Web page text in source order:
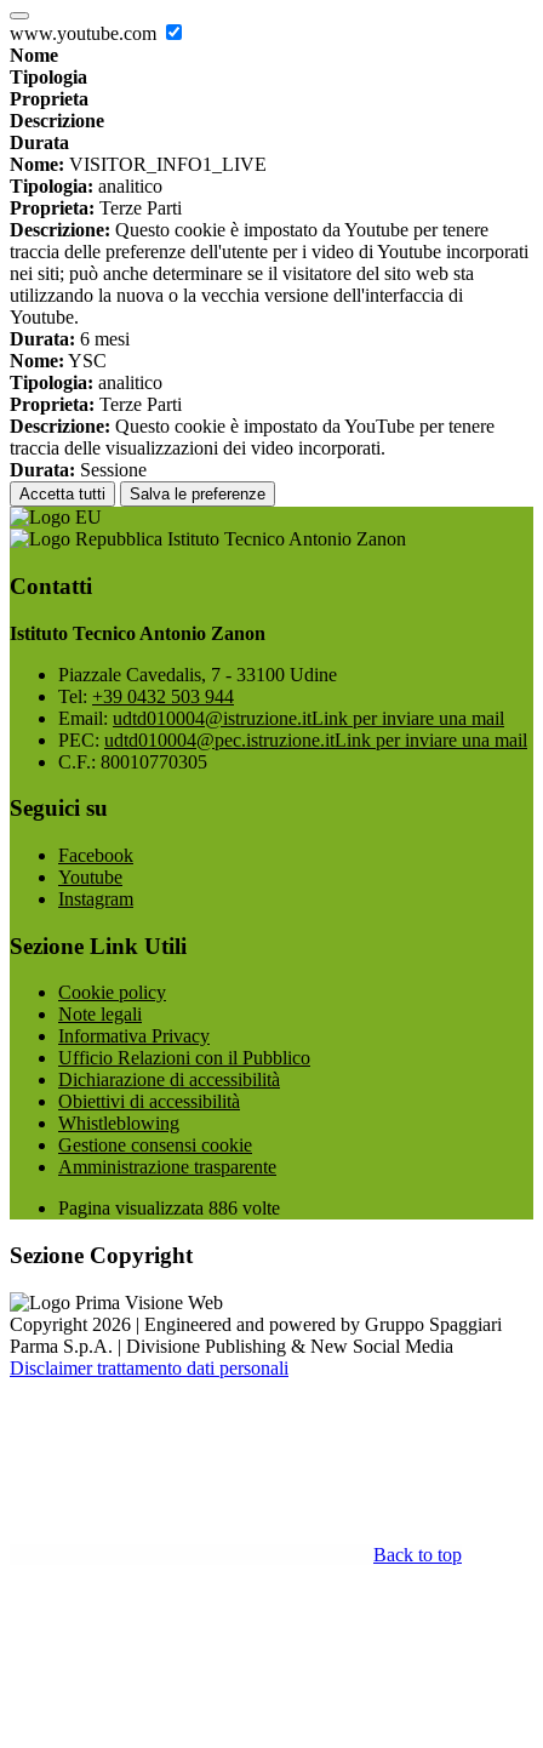
www.youtube.com
Nome
Tipologia
Proprieta
Descrizione
Durata
Nome: VISITOR_INFO1_LIVE
Tipologia: analitico
Proprieta: Terze Parti
Descrizione: Questo cookie è impostato da Youtube per tenere
traccia delle preferenze dell'utente per i video di Youtube incorporati
nei siti; può anche determinare se il visitatore del sito web sta
utilizzando la nuova o la vecchia versione dell'interfaccia di
Youtube.
Durata: 6 mesi
Nome: YSC
Tipologia: analitico
Proprieta: Terze Parti
Descrizione: Questo cookie è impostato da YouTube per tenere
traccia delle visualizzazioni dei video incorporati.
Durata: Sessione
Accetta tutti Salva le preferenze
Istituto Tecnico Antonio Zanon
Contatti
Istituto Tecnico Antonio Zanon
Piazzale Cavedalis, 7 - 33100 Udine
Tel: +39 0432 503 944
Email: udtd010004@istruzione.itLink per inviare una mail
PEC: udtd010004@pec.istruzione.itLink per inviare una mail
C.F.: 80010770305
Seguici su
Facebook
Youtube
Instagram
Sezione Link Utili
Cookie policy
Note legali
Informativa Privacy
Ufficio Relazioni con il Pubblico
Dichiarazione di accessibilità
Obiettivi di accessibilità
Whistleblowing
Gestione consensi cookie
Amministrazione trasparente
Pagina visualizzata 886 volte
Sezione Copyright
Copyright 2026 | Engineered and powered by Gruppo Spaggiari
Parma S.p.A. | Divisione Publishing & New Social Media
Disclaimer trattamento dati personali
Back to top